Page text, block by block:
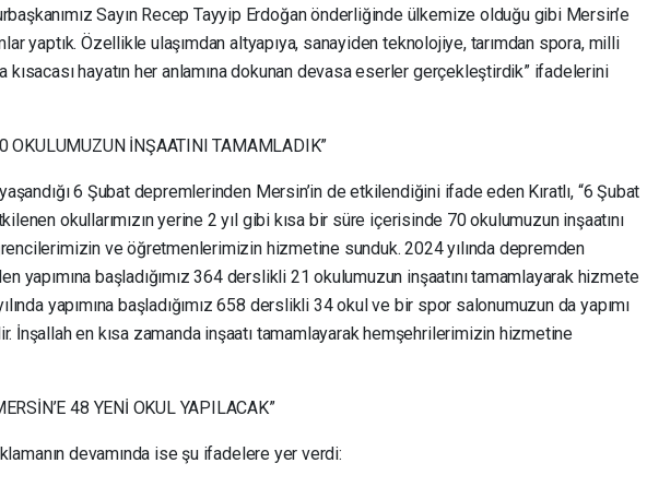
Sayın Recep Tayyip Erdoğan önderliğinde ülkemize olduğu gibi Mersin’e
yaptık. Özellikle ulaşımdan altyapıya, sanayiden teknolojiye, tarımdan spora, milli
kısacası hayatın her anlamına dokunan devasa eserler gerçekleştirdik” ifadelerini
OKULUMUZUN İNŞAATINI TAMAMLADIK”
6 Şubat depremlerinden Mersin’in de etkilendiğini ifade eden Kıratlı, “6 Şubat
okullarımızın yerine 2 yıl gibi kısa bir süre içerisinde 70 okulumuzun inşaatını
ve öğretmenlerimizin hizmetine sunduk. 2024 yılında depremden
yapımına başladığımız 364 derslikli 21 okulumuzun inşaatını tamamlayarak hizmete
yapımına başladığımız 658 derslikli 34 okul ve bir spor salonumuzun da yapımı
İnşallah en kısa zamanda inşaatı tamamlayarak hemşehrilerimizin hizmetine
48 YENİ OKUL YAPILACAK”
devamında ise şu ifadelere yer verdi: